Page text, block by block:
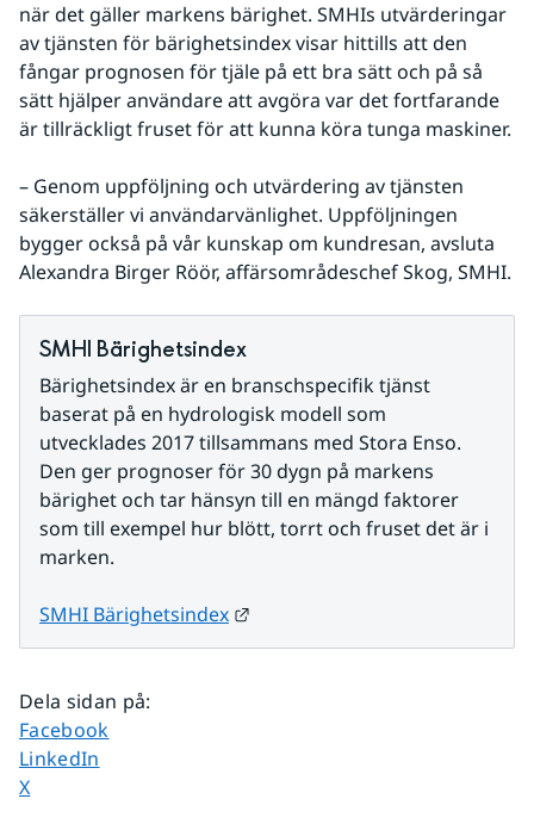
när det gäller markens bärighet. SMHIs utvärderingar
av tjänsten för bärighetsindex visar hittills att den
fångar prognosen för tjäle på ett bra sätt och på så
sätt hjälper användare att avgöra var det fortfarande
är tillräckligt fruset för att kunna köra tunga maskiner.
– Genom uppföljning och utvärdering av tjänsten
säkerställer vi användarvänlighet. Uppföljningen
bygger också på vår kunskap om kundresan, avsluta
Alexandra Birger Röör, affärsområdeschef Skog, SMHI.
SMHI Bärighetsindex
Bärighetsindex är en branschspecifik tjänst
baserat på en hydrologisk modell som
utvecklades 2017 tillsammans med Stora Enso.
Den ger prognoser för 30 dygn på markens
bärighet och tar hänsyn till en mängd faktorer
som till exempel hur blött, torrt och fruset det är i
marken.
SMHI Bärighetsindex
Dela sidan på:
Dela sidan på
Facebook
Dela sidan på
LinkedIn
Dela sidan på
X